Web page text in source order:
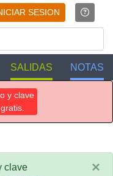
SESION
SALIDAS NOTAS
y clave
clave
×